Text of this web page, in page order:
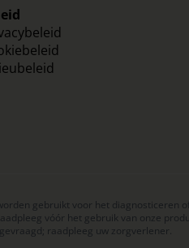
gebruikt voor het diagnosticeren
vóór het gebruik van onze
raadpleeg uw zorgverlener.